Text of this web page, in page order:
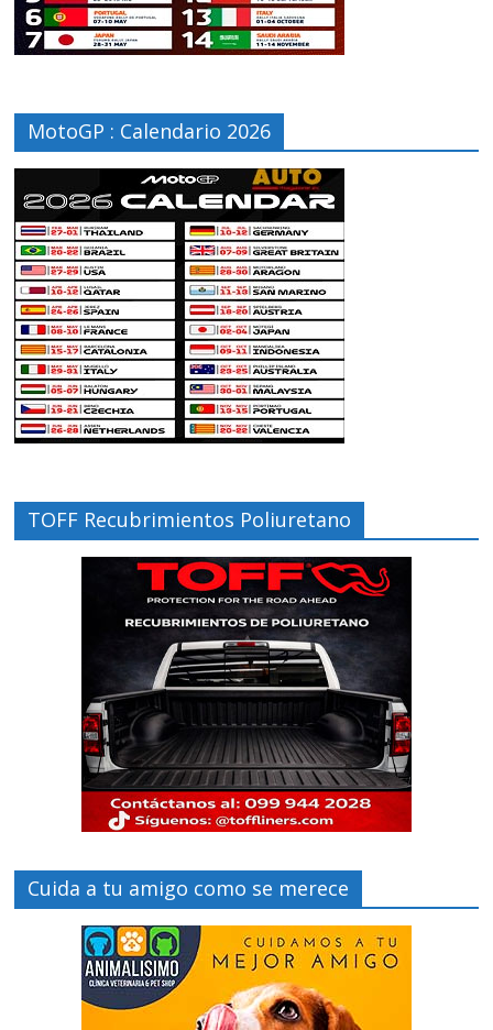
MotoGP : Calendario 2026
TOFF Recubrimientos Poliuretano
Cuida a tu amigo como se merece